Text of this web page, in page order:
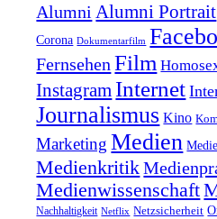
Alumni Alumni Portrait
Corona Dokumentarfilm
Fernsehen Film
Instagram Internet
Journalismus Kino
Marketing Medien
Medienkritik
Medienwissenschaft
Nachhaltigkeit Netflix Netzsicherheit